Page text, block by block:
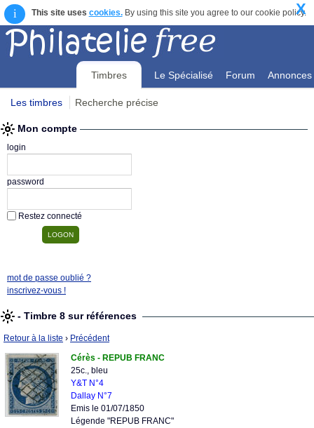
i This site uses cookies.By using this site you agree to our cookie policy.
X
Timbres Le Spécialisé Forum Annonces
Les timbres Recherche précise
Mon compte
login
password
Restez connecté
mot de passe oublié ?
inscrivez-vous !
- Timbre 8 sur références
Retour à la liste › Précédent
Cérès - REPUB FRANC
25c., bleu
Y&T N°4
Dallay N°7
Emis le 01/07/1850
Légende "REPUB FRANC"